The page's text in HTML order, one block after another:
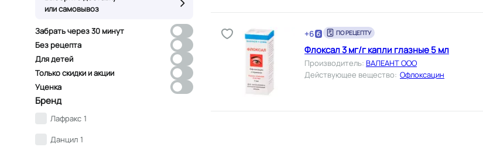
или самовывоз
Забрать через 30 минут
Без рецепта
Для детей
Только скидки и акции
Уценка
Бренд
Лафракс 1
Данцил 1
+6 ПО РЕЦЕПТУ
Флоксал 3 мг/г капли глазные 5 мл
Производитель: ВАЛЕАНТ ООО
Действующее вещество: Офлоксацин